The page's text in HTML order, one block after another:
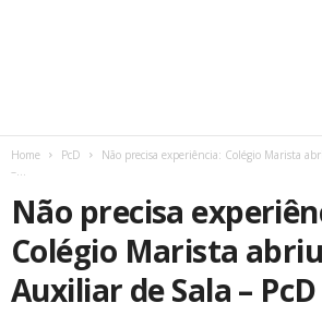
Home PcD
Não precisa experiência: Colégio Marista
–...
Não precisa
Colégio Marista
Auxiliar de Sala – PcD